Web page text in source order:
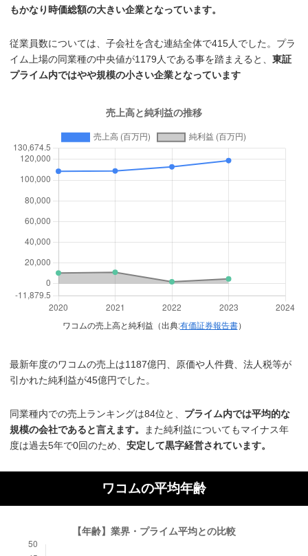
もかなり時価総額の大きい企業となっています。
従業員数については、子会社を含む連結全体で415人でした。プラ
イム上場の同業種の中央値が1179人である事を踏まえると、東証
プライム内ではやや規模の小さい企業となっています
ワコムの売上高と純利益（出典:有価証券報告書）
最新年度のワコムの売上は1187億円、原価や人件費、法人税等が
引かれた純利益が45億円でした。
同業種内での売上ランキングは84位と、 プライム内では平均的な
規模の会社であると言えます。
また純利益についてもマイナス年
度は過去5年で0回のため、安定して黒字経営されています。
ワコムの平均年齢